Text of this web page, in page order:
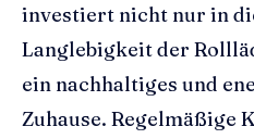
investiert nicht nur in
Langlebigkeit der
ein nachhaltiges und
Zuhause. Regelmäßige